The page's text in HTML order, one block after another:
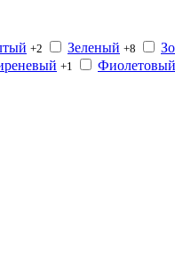
+2 Зеленый +8
+1 Фиолетовый